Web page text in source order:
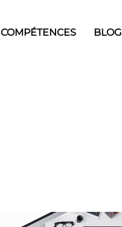
COMPÉTENCES BLOG